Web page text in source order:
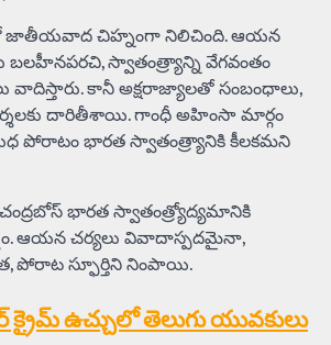
జాతీయవాద చిహ్నంగా నిలిచింది. ఆయన
బలహీనపరచి, స్వాతంత్ర్యాన్ని వేగవంతం
వాదిస్తారు. కానీ అక్షరాజ్యాలతో సంబంధాలు,
దారితీశాయి. గాంధీ అహింసా మార్గం
పోరాటం భారత స్వాతంత్ర్యానికి కీలకమని
భారత స్వాతంత్ర్యోద్యమానికి
ఆయన చర్యలు వివాదాస్పదమైనా,
పోరాట స్ఫూర్తిని నింపాయి.
ఉచ్చులో తెలుగు యువకులు